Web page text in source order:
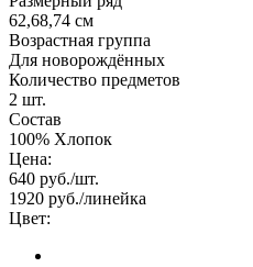
62,68,74 см
Возрастная группа
Для новорождённых
Количество предметов
2 шт.
Состав
100% Хлопок
Цена:
640 руб./шт.
1920 руб./линейка
Цвет: